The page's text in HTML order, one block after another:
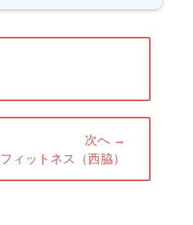
次へ →
フィットネス（西脇）